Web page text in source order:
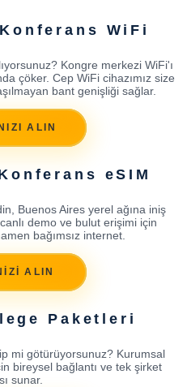
WiFi
Kongre merkezi WiFi'ı
çöker. Cep WiFi cihazımız size
bant genişliği sağlar.
ALIN
eSIM
Buenos Aires yerel ağına iniş
demo ve bulut erişimi için
bağımsız internet.
ALIN
Paketleri
mi götürüyorsunuz? Kurumsal
bireysel bağlantı ve tek şirket
sunar.